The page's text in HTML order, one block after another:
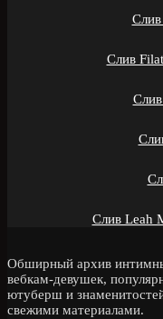
Слив
Слив Leah
Обширный архив
вебкам-девушек,
ютуберш и
свежими материалами.